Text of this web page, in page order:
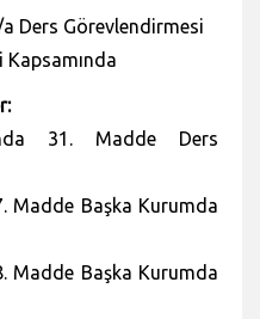
Ders Görevlendirmesi
Kapsamında
31. Madde Ders
Madde Başka Kurumda
Madde Başka Kurumda